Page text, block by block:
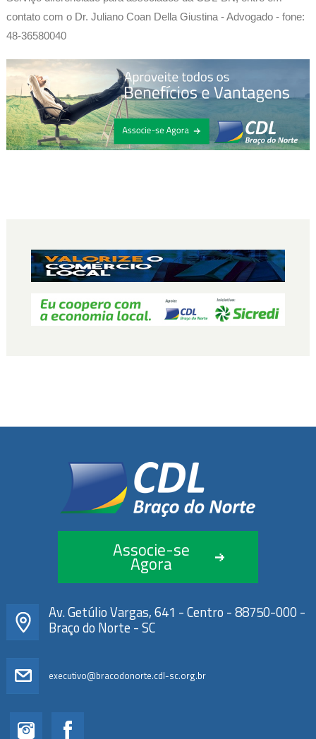
contato com o Dr. Juliano Coan Della Giustina - Advogado - fone:
48-36580040
Associe-se
Agora
Av. Getúlio Vargas, 641 - Centro - 88750-000 -
Braço do Norte - SC
executivo@bracodonorte.cdl-sc.org.br